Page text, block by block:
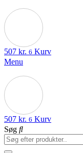
507 kr. 6 Kurv
Menu
507 kr. 6 Kurv
Søg